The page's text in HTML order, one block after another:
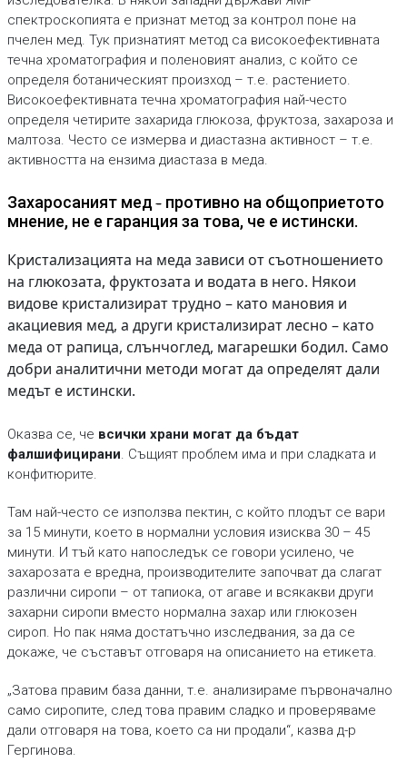
спектроскопията е признат метод за контрол поне на
пчелен мед. Тук признатият метод са високоефективната
течна хроматография и поленовият анализ, с който се
определя ботаническият произход – т.е. растението.
Високоефективната течна хроматография най-често
определя четирите захарида глюкоза, фруктоза, захароза и
малтоза. Често се измерва и диастазна активност – т.е.
активността на ензима диастаза в меда.
Захаросаният мед-противно на общоприетото
мнение, не е гаранция за това, че е истински.
Кристализацията на меда зависи от съотношението
на глюкозата, фруктозата и водата в него. Някои
видове кристализират трудно – като мановия и
акациевия мед, а други кристализират лесно – като
меда от рапица, слънчоглед, магарешки бодил. Само
добри аналитични методи могат да определят дали
медът е истински.
Оказва се, че всички храни могат да бъдат
фалшифицирани. Същият проблем има и при сладката и
конфитюрите.
Там най-често се използва пектин, с който плодът се вари
за 15 минути, което в нормални условия изисква 30 – 45
минути. И тъй като напоследък се говори усилено, че
захарозата е вредна, производителите започват да слагат
различни сиропи – от тапиока, от агаве и всякакви други
захарни сиропи вместо нормална захар или глюкозен
сироп. Но пак няма достатъчно изследвания, за да се
докаже, че съставът отговаря на описанието на етикета.
„Затова правим база данни, т.е. анализираме първоначално
само сиропите, след това правим сладко и проверяваме
дали отговаря на това, което са ни продали“, казва д-р
Гергинова.